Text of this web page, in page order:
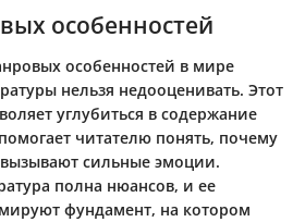
особенностей
особенностей в мире
нельзя недооценивать. Этот
углубиться в содержание
читателю понять, почему
сильные эмоции.
полна нюансов, и ее
фундамент, на котором